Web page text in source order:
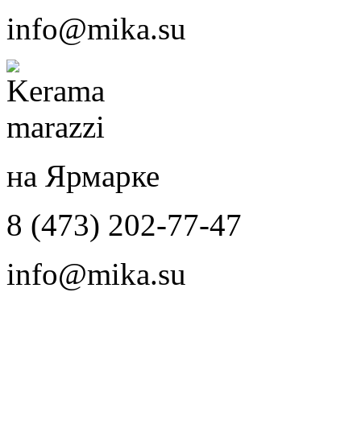
info@mika.su
на Ярмарке
8 (473) 202-77-47
info@mika.su